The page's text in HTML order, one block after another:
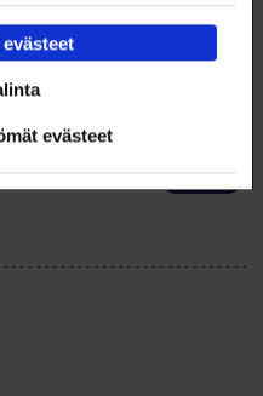
evästeet